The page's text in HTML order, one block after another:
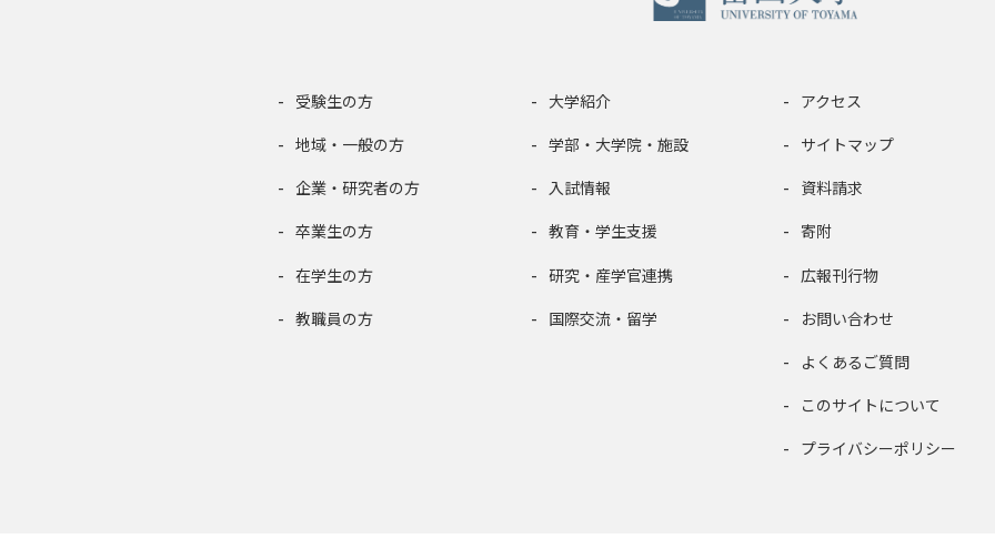
受験生の方
地域・一般の方
企業・研究者の方
卒業生の方
在学生の方
教職員の方
大学紹介
学部・大学院・施設
入試情報
教育・学生支援
研究・産学官連携
国際交流・留学
アクセス
サイトマップ
資料請求
寄附
広報刊行物
お問い合わせ
よくあるご質問
このサイトについて
プライバシーポリシー